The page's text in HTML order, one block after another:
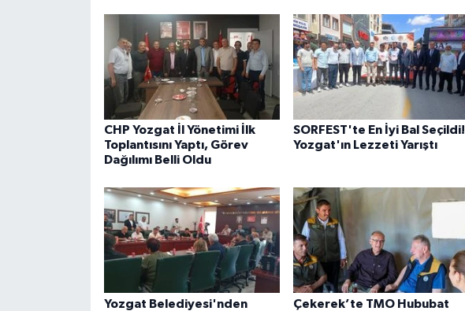
CHP Yozgat İl Yönetimi İlk
Toplantısını Yaptı, Görev
Dağılımı Belli Oldu
SORFEST'te En İyi Bal Seçildi!
Yozgat'ın Lezzeti Yarıştı
Yozgat Belediyesi'nden
Çekerek’te TMO Hububat